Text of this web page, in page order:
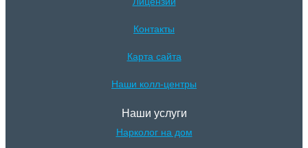
Контакты
Карта сайта
Наши колл-центры
Наши услуги
Нарколог на дом